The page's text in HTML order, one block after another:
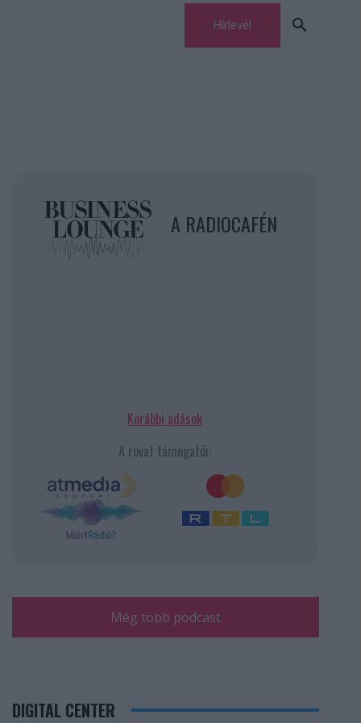
Hírlevél
A RADIOCAFÉN
Korábbi adások
A rovat támogatói:
Még több podcast
DIGITAL CENTER